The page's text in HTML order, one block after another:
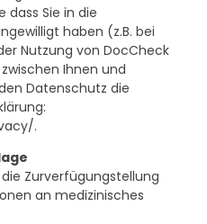
dass Sie in die
haben (z.B. bei
Nutzung von DocCheck
Ihnen und
Datenschutz die
.
Zurverfügungstellung
an medizinisches